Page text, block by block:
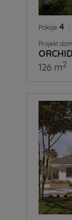
Pokoje 4
Projekt
126 m2